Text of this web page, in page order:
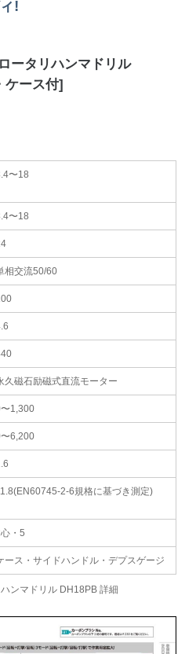
!
ータリハンマドリル
ケース付]
〜18
〜18
相交流50/60
久磁石励磁式直流モーター
1,300
6,200
2-6規格に基づき測定)
・5
ース・サイドハンドル・デプスゲージ
ンマドリル DH18PB 詳細